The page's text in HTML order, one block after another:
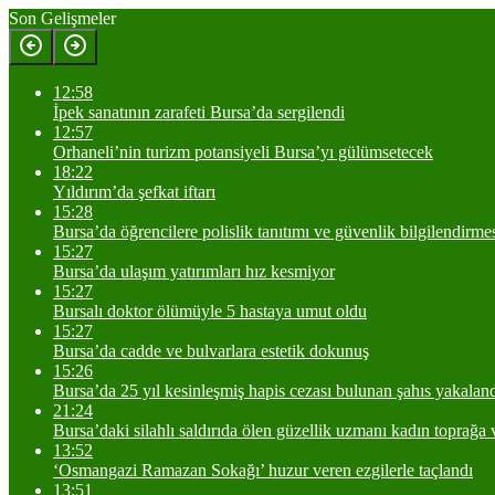
Son Gelişmeler
12:58
İpek sanatının zarafeti Bursa’da sergilendi
12:57
Orhaneli’nin turizm potansiyeli Bursa’yı gülümsetecek
18:22
Yıldırım’da şefkat iftarı
15:28
Bursa’da öğrencilere polislik tanıtımı ve güvenlik
15:27
Bursa’da ulaşım yatırımları hız kesmiyor
15:27
Bursalı doktor ölümüyle 5 hastaya umut oldu
15:27
Bursa’da cadde ve bulvarlara estetik dokunuş
15:26
Bursa’da 25 yıl kesinleşmiş hapis cezası bulunan şahıs
21:24
Bursa’daki silahlı saldırıda ölen güzellik uzmanı kadın toprağa
13:52
‘Osmangazi Ramazan Sokağı’ huzur veren ezgilerle taçlandı
13:51